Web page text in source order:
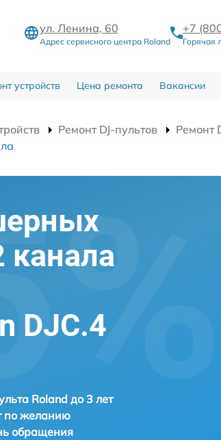
ул. Ленина, 60
Адрес сервисного центра Roland
+7
Горячая
устройств Цена ремонта Вакансии
Ремонт DJ-пультов
Ремонт
канала
DJC.4
Roland до 3 лет
по желанию
обращения